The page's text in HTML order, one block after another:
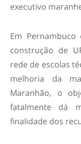
executivo
Em
construção de
rede de escolas
melhoria da
Maranhão, o
fatalmente dá
finalidade dos